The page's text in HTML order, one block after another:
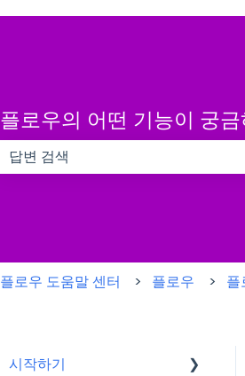
플로우의 어떤 기능이 궁
플로우 도움말 센터 플로우 플
시작하기